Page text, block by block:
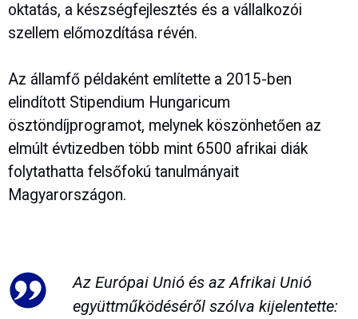
oktatás, a készségfejlesztés és a vállalkozói
szellem előmozdítása révén.
Az államfő példaként említette a 2015-ben
elindított Stipendium Hungaricum
ösztöndíjprogramot, melynek köszönhetően az
elmúlt évtizedben több mint 6500 afrikai diák
folytathatta felsőfokú tanulmányait
Magyarországon.
Az Európai Unió és az Afrikai Unió
együttműködéséről szólva kijelentette: